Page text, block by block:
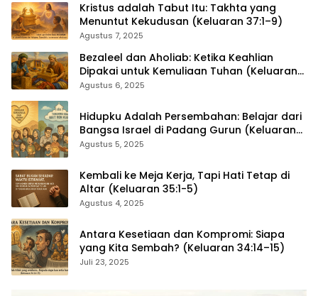
Kristus adalah Tabut Itu: Takhta yang
Menuntut Kekudusan (Keluaran 37:1–9)
Agustus 7, 2025
Bezaleel dan Aholiab: Ketika Keahlian
Dipakai untuk Kemuliaan Tuhan (Keluaran
36:1–7)
Agustus 6, 2025
Hidupku Adalah Persembahan: Belajar dari
Bangsa Israel di Padang Gurun (Keluaran
35:4–29)
Agustus 5, 2025
Kembali ke Meja Kerja, Tapi Hati Tetap di
Altar (Keluaran 35:1-5)
Agustus 4, 2025
Antara Kesetiaan dan Kompromi: Siapa
yang Kita Sembah? (Keluaran 34:14–15)
Juli 23, 2025